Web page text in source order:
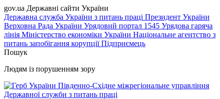
gov.ua Державні сайти України
Державна служба України з питань праці Президент України
Верховна Рада України Урядовий портал 1545 Урядова гаряча
лінія Міністерство економіки України Національне агентство з
питань запобігання корупціїПідприємець
Пошук
Людям із порушенням зору
Південно-Східне міжрегіональне управління
Державної служби з питань праці